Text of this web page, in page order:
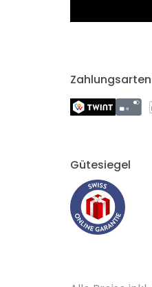
Zahlungsarten
Gütesiegel